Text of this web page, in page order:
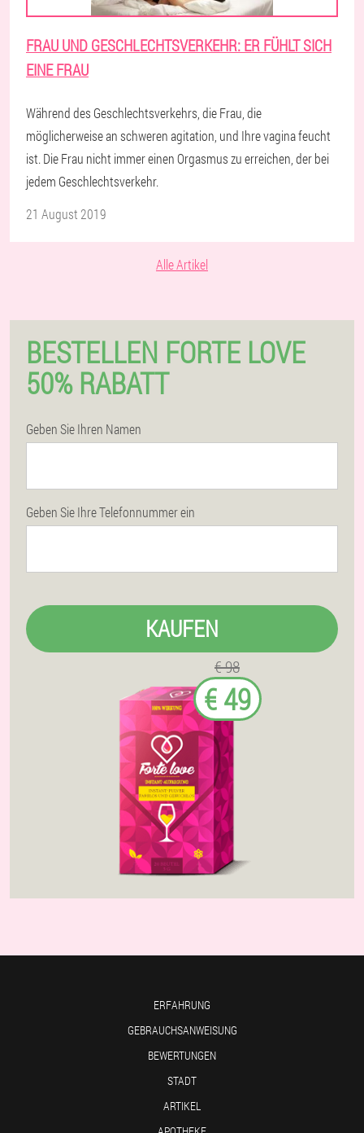
FRAU UND GESCHLECHTSVERKEHR: ER FÜHLT SICH
EINE FRAU
Während des Geschlechtsverkehrs, die Frau, die
möglicherweise an schweren agitation, und Ihre vagina feucht
ist. Die Frau nicht immer einen Orgasmus zu erreichen, der bei
jedem Geschlechtsverkehr.
21 August 2019
Alle Artikel
BESTELLEN FORTE LOVE
50% RABATT
Geben Sie Ihren Namen
Geben Sie Ihre Telefonnummer ein
KAUFEN
€ 98
€ 49
ERFAHRUNG
GEBRAUCHSANWEISUNG
BEWERTUNGEN
STADT
ARTIKEL